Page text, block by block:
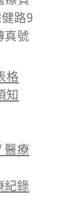
路9
真號
格
知
醫療
紀錄